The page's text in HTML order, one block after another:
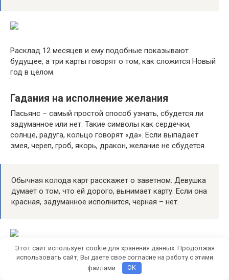
Расклад 12 месяцев и ему подобные показывают
будущее, а три карты говорят о том, как сложится Новый
год в целом.
Гадания на исполнение желания
Пасьянс – самый простой способ узнать, сбудется ли
задуманное или нет. Такие символы как сердечки,
солнце, радуга, кольцо говорят «да». Если выпадает
змея, череп, гроб, якорь, дракон, желание не сбудется.
Обычная колода карт расскажет о заветном. Девушка
думает о том, что ей дорого, вынимает карту. Если она
красная, задуманное исполнится, чёрная – нет.
Желание исполняется, если в него искренне верить. Если
оно предполагает любовь, вещается сердечко на ёлку, на
Этот сайт использует cookie для хранения данных. Продолжая
использовать сайт, Вы даете свое согласие на работу с этими
файлами.
OK